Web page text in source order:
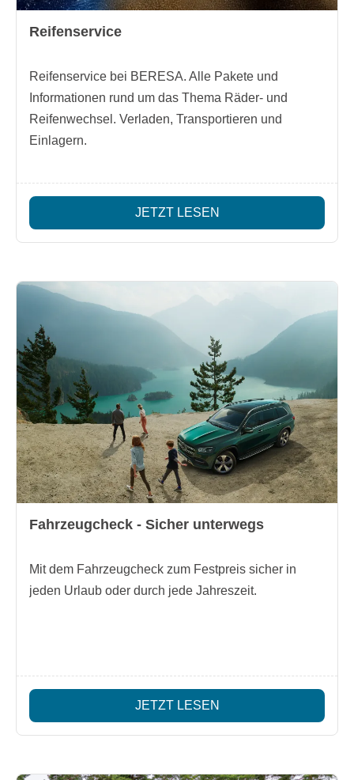
Reifenservice
Reifenservice bei BERESA. Alle Pakete und
Informationen rund um das Thema Räder- und
Reifenwechsel. Verladen, Transportieren und
Einlagern.
JETZT LESEN
Fahrzeugcheck - Sicher unterwegs
Mit dem Fahrzeugcheck zum Festpreis sicher in
jeden Urlaub oder durch jede Jahreszeit.
JETZT LESEN